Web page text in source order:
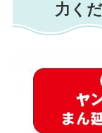
力く